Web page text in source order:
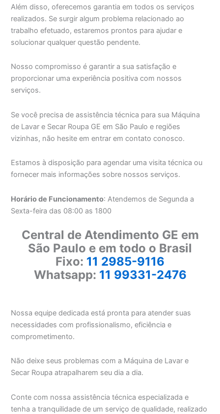
Além disso, oferecemos garantia em todos os serviços
realizados. Se surgir algum problema relacionado ao
trabalho efetuado, estaremos prontos para ajudar e
solucionar qualquer questão pendente.
Nosso compromisso é garantir a sua satisfação e
proporcionar uma experiência positiva com nossos
serviços.
Se você precisa de assistência técnica para sua Máquina
de Lavar e Secar Roupa GE em São Paulo e regiões
vizinhas, não hesite em entrar em contato conosco.
Estamos à disposição para agendar uma visita técnica ou
fornecer mais informações sobre nossos serviços.
Horário de Funcionamento: Atendemos de Segunda a
Sexta-feira das 08:00 as 1800
Central de Atendimento GE em
São Paulo e em todo o Brasil
Fixo: 11 2985-9116
Whatsapp: 11 99331-2476
Nossa equipe dedicada está pronta para atender suas
necessidades com profissionalismo, eficiência e
comprometimento.
Não deixe seus problemas com a Máquina de Lavar e
Secar Roupa atrapalharem seu dia a dia.
Conte com nossa assistência técnica especializada e
tenha a tranquilidade de um serviço de qualidade, realizado